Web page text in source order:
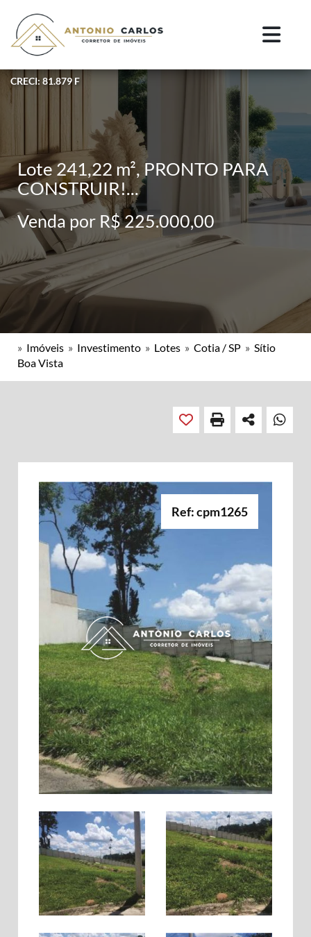
CRECI: 81.879 F
Lote 241,22 m², PRONTO PARA
CONSTRUIR!...
Venda por R$ 225.000,00
» Imóveis » Investimento » Lotes » Cotia / SP » Sítio
Boa Vista
Ref: cpm1265